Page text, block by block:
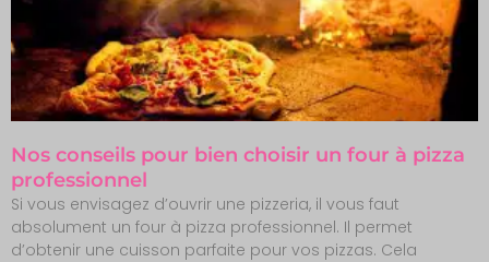
Nos conseils pour bien choisir un four à pizza
professionnel
Si vous envisagez d’ouvrir une pizzeria, il vous faut
absolument un four à pizza professionnel. Il permet
d’obtenir une cuisson parfaite pour vos pizzas. Cela